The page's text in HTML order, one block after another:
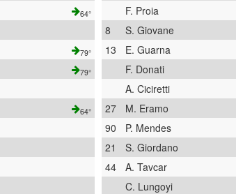
64°
79°
79°
64°
F. Proia
8 S. Giovane
13
E. Guarna
F. Donati
A. Ciciretti
27
M. Eramo
90 P. Mendes
21 S. Giordano
44
A. Tavcar
C. Lungoyi